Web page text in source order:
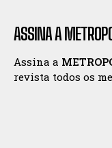
ASSINA A
Assina a
revista todos os